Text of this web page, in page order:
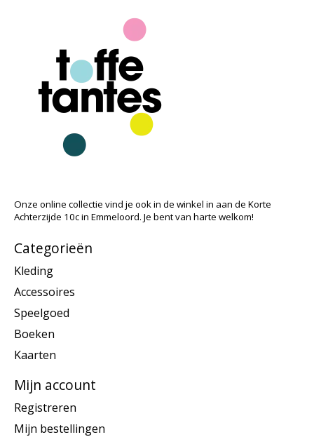
Onze online collectie vind je ook in de winkel in aan de Korte
Achterzijde 10c in Emmeloord. Je bent van harte welkom!
Categorieën
Kleding
Accessoires
Speelgoed
Boeken
Kaarten
Mijn account
Registreren
Mijn bestellingen